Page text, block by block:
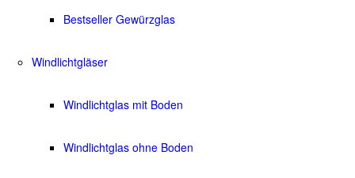
Bestseller Gewürzglas
Windlichtgläser
Windlichtglas mit Boden
Windlichtglas ohne Boden